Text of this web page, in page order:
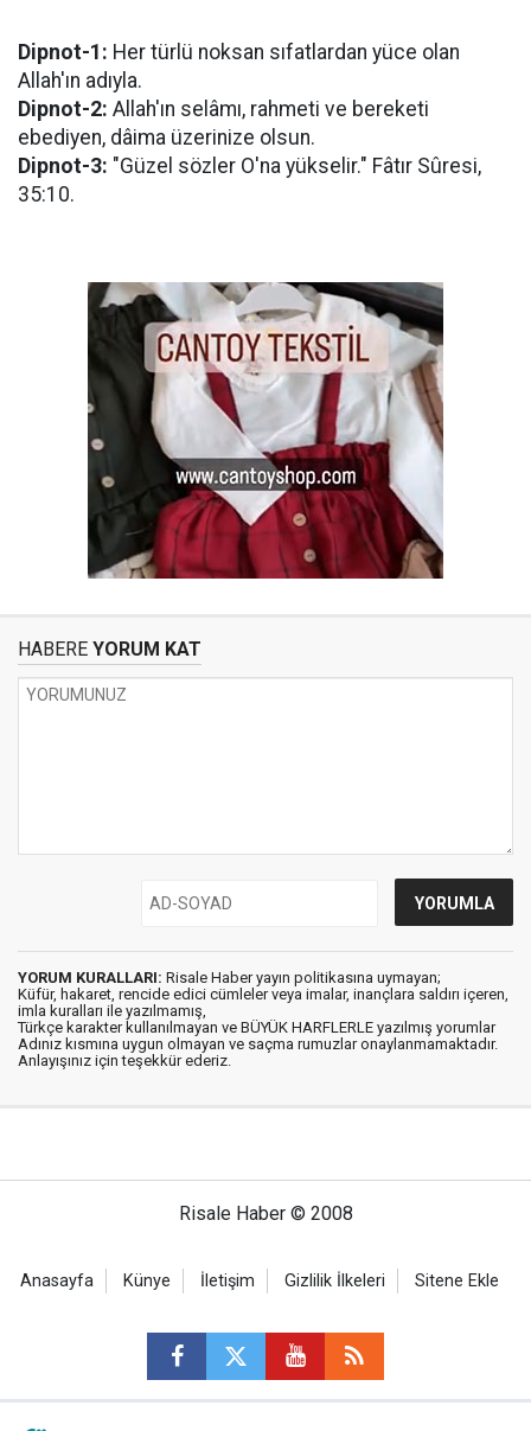
Dipnot-1: Her türlü noksan sıfatlardan yüce olan
Allah'ın adıyla.
Dipnot-2: Allah'ın selâmı, rahmeti ve bereketi
ebediyen, dâima üzerinize olsun.
Dipnot-3: "Güzel sözler O'na yükselir." Fâtır Sûresi,
35:10.
HABERE YORUM KAT
YORUM KURALLARI: Risale Haber yayın politikasına uymayan;
Küfür, hakaret, rencide edici cümleler veya imalar, inançlara saldırı içeren,
imla kuralları ile yazılmamış,
Türkçe karakter kullanılmayan ve BÜYÜK HARFLERLE yazılmış yorumlar
Adınız kısmına uygun olmayan ve saçma rumuzlar onaylanmamaktadır.
Anlayışınız için teşekkür ederiz.
Risale Haber © 2008
Anasayfa Künye İletişim Gizlilik İlkeleri Sitene Ekle